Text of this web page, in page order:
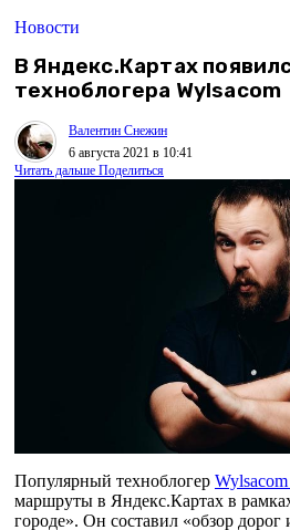
Новости
В Яндекс.Картах
техноблогера Wylsacom
Валентин Снежин
6 августа 2021 в 10:41
Читать дальше Поделиться
Популярный техноблогер
маршруты в Яндекс.Картах в
городе». Он составил «обзор